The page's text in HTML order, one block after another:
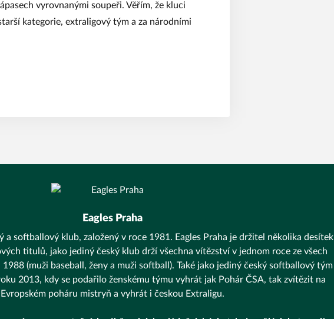
vyrovnanými soupeři. Věřím, že kluci
kategorie, extraligový tým a za národními
Eagles Praha
a softballový klub, založený v roce 1981. Eagles Praha je držitel několika desítek
titulů, jako jediný český klub drží všechna vítězství v jednom roce ze všech
(muži baseball, ženy a muži softball). Také jako jediný český softballový tým
2013, kdy se podařilo ženskému týmu vyhrát jak Pohár ČSA, tak zvítězit na
Evropském poháru mistryň a vyhrát i českou Extraligu.